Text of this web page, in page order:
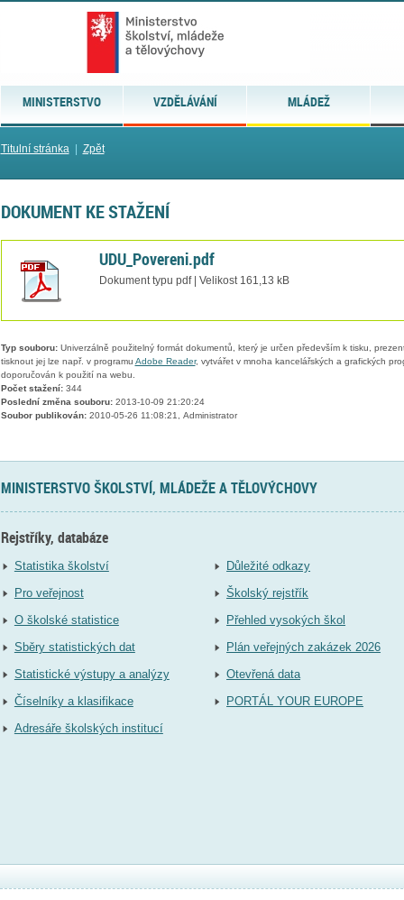
MINISTERSTVO VZDĚLÁVÁNÍ MLÁDEŽ
Titulní stránka| Zpět
DOKUMENT KE STAŽENÍ
UDU_Povereni.pdf
Dokument typu pdf | Velikost 161,13 kB
Typ souboru:Univerzálně použitelný formát dokumentů, který je určen především k tisku,
tisknout jej lze např. v programu Adobe Reader, vytvářet v mnoha kancelářských a grafických
doporučován k použití na webu.
Počet stažení:344
Poslední změna souboru:2013-10-09 21:20:24
Soubor publikován:2010-05-26 11:08:21, Administrator
MINISTERSTVO ŠKOLSTVÍ, MLÁDEŽE A TĚLOVÝCHOVY
Rejstříky, databáze
Statistika školství
Pro veřejnost
O školské statistice
Sběry statistických dat
Statistické výstupy a analýzy
Číselníky a klasifikace
Adresáře školských institucí
Důležité odkazy
Školský rejstřík
Přehled vysokých škol
Plán veřejných zakázek 2026
Otevřená data
PORTÁL YOUR EUROPE